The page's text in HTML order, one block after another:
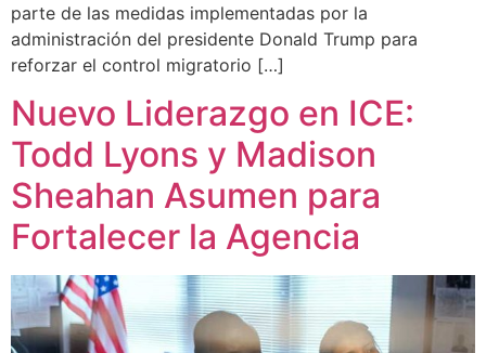
parte de las medidas implementadas por la
administración del presidente Donald Trump para
reforzar el control migratorio […]
Nuevo Liderazgo en ICE:
Todd Lyons y Madison
Sheahan Asumen para
Fortalecer la Agencia